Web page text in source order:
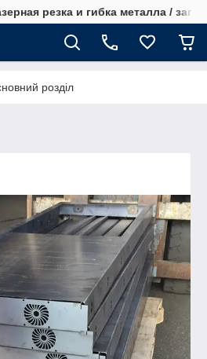
резка и гибка металла /
розділ